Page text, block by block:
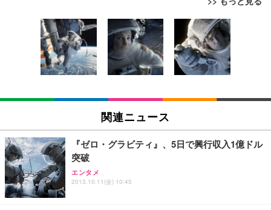
[EdoErgo] オフィスチェア 椅子 テレワーク 疲れな
い 跳ね上げ式アームレスト コンパクト 約105度ロッ
キング pc 事務椅子 360度回転 座面昇降 強化ナイロ
ン樹脂ベース 通気性メッシュ 在宅ワーク H-WY01
(黒網+黒枠+黒足)
￥5,699
SIHOO B100 オフィスチェア／デスクチェア メッシ
ュチェア 人間工学 疲れない ブラック
￥27,999
Sezlife オフィスチェア デスクチェア 疲れない テレ
ワーク チェア 強化バックレスト 30度ロッキング機
能 人間工学 椅子 腰サポート 90度跳ね上げ式アーム
EIZO ビジネス向けプレミアムモニター | FlexScan
EV3240X-WT | 31.5型4K UHD・USB Type-C・ホワ
イト
￥105,595
EIZO ビジネス向けプレミアムモニター | FlexScan
￥109,572
【純正品】27"ゲーミングモニター DualSense 充電
フック付き（CFI-ZDM1J）
Amazonベーシック ペットシーツ 薄型 レギュラー 1
回使い捨て 無香料 ホワイト 300枚
￥3,373
Amazonベーシック ペットシーツ 厚型 ワイド 42枚
x2袋(84枚) ホワイト(吸収面:ライトブルー)
￥3,234
ネオ・ルーライフ ネオ・オムツ L 中型犬用 26枚入
り 単品
関連ニュース
『ゼロ・グラビティ』、5日で興行収入1億ドル
突破
エンタメ
2013.10.11(金) 10:45